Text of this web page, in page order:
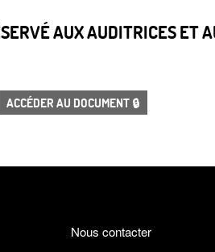
AUX AUDITRICES ET
ACCÉDER AU DOCUMENT 🔒
Nous contacter